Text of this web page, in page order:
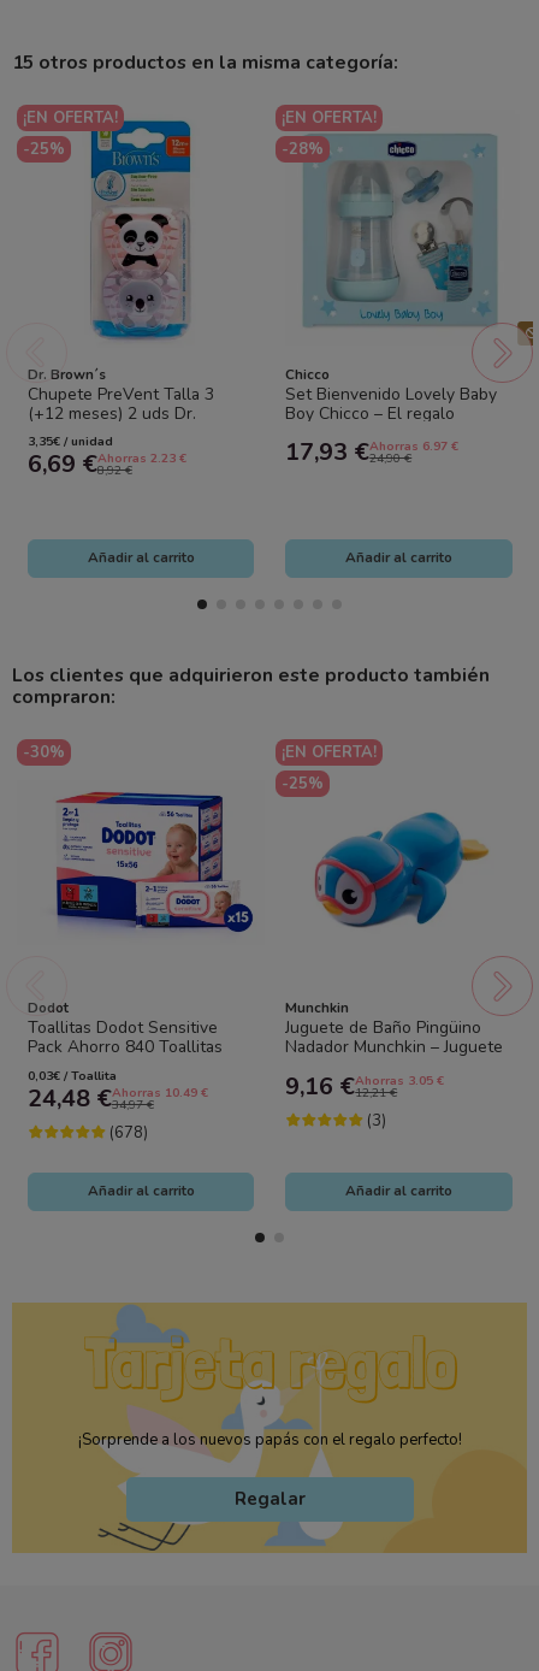
15 otros productos en la misma categoría:
¡EN OFERTA!
-25%
Dr. Brown´s
Chupete PreVent Talla 3
(+12 meses) 2 uds Dr.
Brown’s – Succión sin
presión
3,35€ / unidad
6,69 €Ahorras 2.23 €
8,92 €
Añadir al carrito
¡EN OFERTA!
-28%
Chicco
Set Bienvenido Lovely Baby
Boy Chicco – El regalo
días
17,93 €Ahorras 6.97 €
24,90 €
Añadir al carrito
Los clientes que adquirieron este producto también
compraron:
-30%
Dodot
Toallitas Dodot Sensitive
Pack Ahorro 840 Toallitas
(15x56) – Máxima Suavidad
para Piel...
0,03€ / Toallita
24,48 €Ahorras 10.49 €
34,97 €
(678)
Añadir al carrito
¡EN OFERTA!
-25%
Munchkin
Juguete de Baño Pingüino
Nadador Munchkin – Juguete
Divertido y...
9,16 €Ahorras 3.05 €
12,21 €
(3)
Añadir al carrito
¡Sorprende a los nuevos papás con el regalo perfecto!
Regalar